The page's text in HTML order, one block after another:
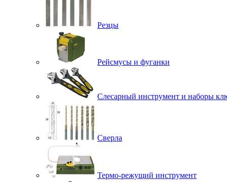
Резцы
Рейсмусы и фуганки
Слесарный инструмент и наборы
Сверла
Термо-режущий инструмент